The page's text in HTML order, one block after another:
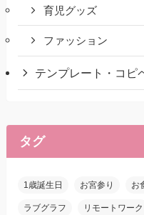
育児グッズ
ファッション
テンプレート・コピ
タグ
1歳誕生日 お宮参り お
ラブグラフ リモートワーク